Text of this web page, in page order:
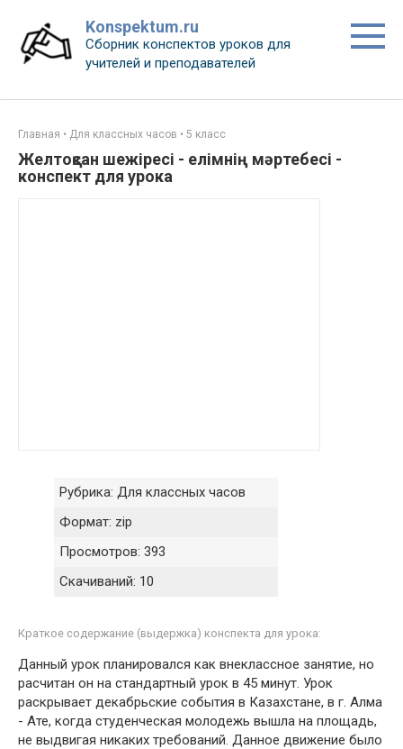
контенту
Konspektum.ru
Сборник конспектов уроков для
учителей и преподавателей
Главная • Для классных часов • 5 класс
Желтоқсан шежіресі - елімнің мәртебесі -
конспект для урока
Рубрика: Для классных часов
Формат: zip
Просмотров: 393
Скачиваний: 10
Краткое содержание (выдержка) конспекта для урока:
Данный урок планировался как внеклассное занятие, но
расчитан он на стандартный урок в 45 минут. Урок
раскрывает декабрьские события в Казахстане, в г. Алма
- Ате, когда студенческая молодежь вышла на площадь,
не выдвигая никаких требований. Данное движение было